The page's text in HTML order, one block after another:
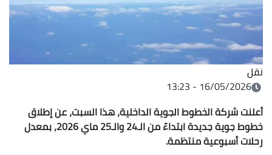
نقل
16/05/2026 - 13:23
أعلنت شركة الخطوط الجوية الداخلية، هذا السبت، عن إطلاق
خطوط جوية جديدة ابتداءً من الـ24 والـ25 ماي 2026، بمعدل
رحلات أسبوعية منتظمة.